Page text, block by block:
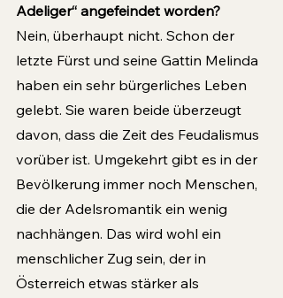
Adeliger“ angefeindet worden?
Nein, überhaupt nicht. Schon der
letzte Fürst und seine Gattin Melinda
haben ein sehr bürgerliches Leben
gelebt. Sie waren beide überzeugt
davon, dass die Zeit des Feudalismus
vorüber ist. Umgekehrt gibt es in der
Bevölkerung immer noch Menschen,
die der Adelsromantik ein wenig
nachhängen. Das wird wohl ein
menschlicher Zug sein, der in
Österreich etwas stärker als